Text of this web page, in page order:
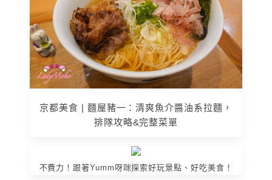
京都美食 | 麵屋豬一：清爽魚介醬油系拉麵，
排隊攻略&完整菜單
不費力！跟著Yumm呀咪探索好玩景點、好吃美食！